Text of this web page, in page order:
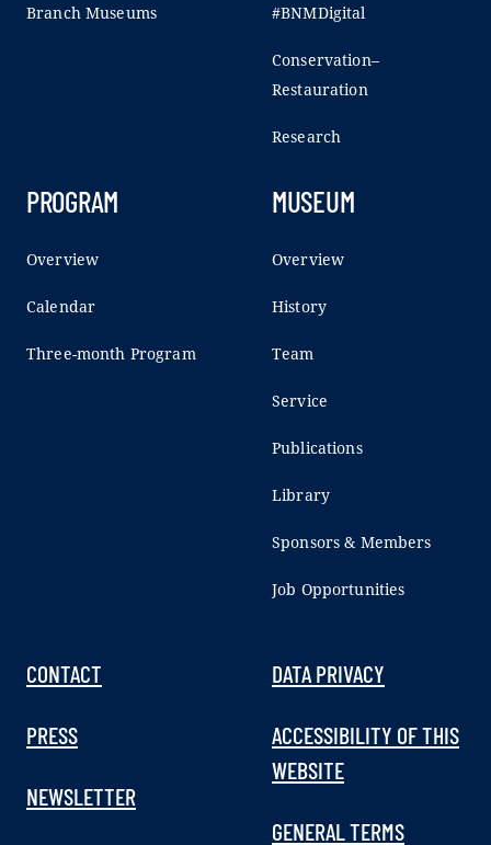
Branch Museums #BNMDigital
Conservation–
Restauration
Research
PROGRAM
Overview
Calendar
Three-month Program
MUSEUM
Overview
History
Team
Service
Publications
Library
Sponsors & Members
Job Opportunities
CONTACT
PRESS
NEWSLETTER
DATA PRIVACY
ACCESSIBILITY OF THIS
WEBSITE
GENERAL TERMS